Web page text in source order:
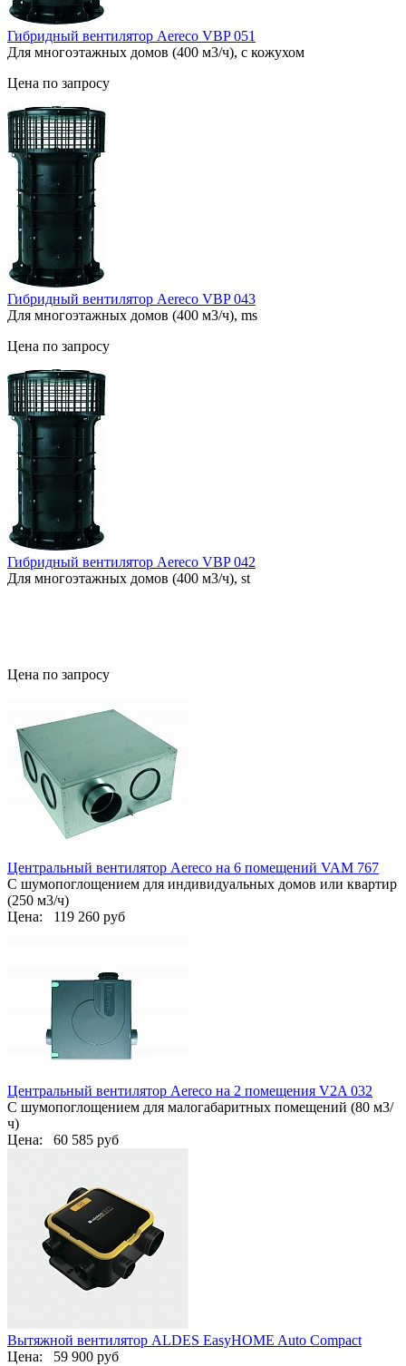
Гибридный вентилятор Aereco VBP 051
Для многоэтажных домов (400 м3/ч), с кожухом
Цена по запросу
Гибридный вентилятор Aereco VBP 043
Для многоэтажных домов (400 м3/ч), ms
Цена по запросу
Гибридный вентилятор Aereco VBP 042
Для многоэтажных домов (400 м3/ч), st
Цена по запросу
Центральный вентилятор Aereco на 6 помещений VAM 767
С шумопоглощением для индивидуальных домов или квартир
(250 м3/ч)
Цена: 119 260 руб
Центральный вентилятор Aereco на 2 помещения V2A 032
С шумопоглощением для малогабаритных помещений (80 м3/
ч)
Цена: 60 585 руб
Вытяжной вентилятор ALDES EasyHOME Auto Compact
Цена: 59 900 руб